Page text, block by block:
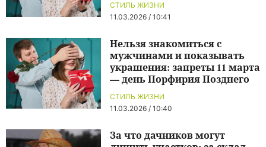
СТИЛЬ ЖИЗНИ
11.03.2026 / 10:41
СТИЛЬ ЖИЗНИ
11.03.2026 / 10:40
Нельзя знакомиться с
мужчинами и показывать
украшения: запреты 11 марта
— день Порфирия Позднего
За что дачников могут